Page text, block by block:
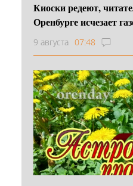
Киоски редеют,
Оренбурге исчезает
9 августа 07:48